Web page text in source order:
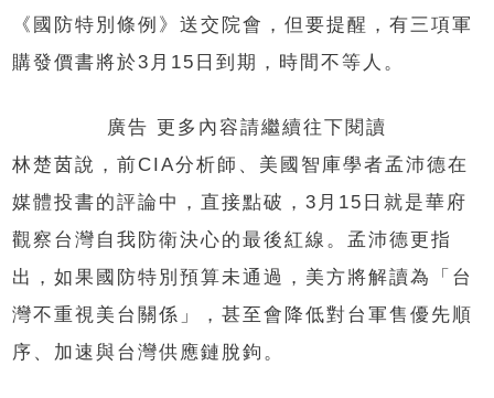
《國防特別條例》送交院會，但要提醒，有三項軍
購發價書將於3月15日到期，時間不等人。
廣告 更多內容請繼續往下閱讀
林楚茵說，前CIA分析師、美國智庫學者孟沛德在
媒體投書的評論中，直接點破，3月15日就是華府
觀察台灣自我防衛決心的最後紅線。孟沛德更指
出，如果國防特別預算未通過，美方將解讀為「台
灣不重視美台關係」，甚至會降低對台軍售優先順
序、加速與台灣供應鏈脫鉤。